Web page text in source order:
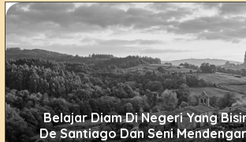
Belajar Diam Di Negeri Yang
De Santiago Dan Seni